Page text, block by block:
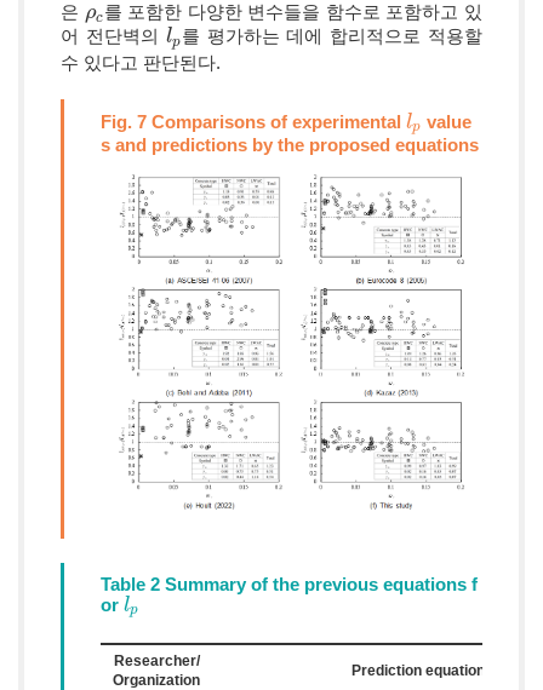
은 ρc
ρc를 포함한 다양한 변수들을 함수로 포함하고 있
어 전단벽의 lp
lp를 평가하는 데에 합리적으로 적용할
수 있다고 판단된다.
Fig. 7 Comparisons of experimental lp
lp value
s and predictions by the proposed equations
Table 2 Summary of the previous equations f
or lp
lp
Researcher/
Organization
Prediction equation